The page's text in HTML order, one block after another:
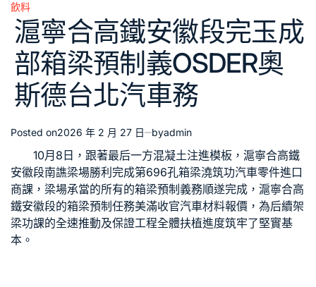
Posted
in
飲料
滬寧合高鐵安徽段完玉成
部箱梁預制義OSDER奧
斯德台北汽車務
Posted on2026 年 2 月 27 日 byadmin
10月8日，跟著最后一方混凝土注進模板，滬寧合高鐵
安徽段南譙梁場勝利完成第696孔箱梁澆筑功汽車零件進口
商課，梁場承當的所有的箱梁預制義務順遂完成，滬寧合高
鐵安徽段的箱梁預制任務美滿收官汽車材料報價 ，為后續架
梁功課的全速推動及保證工程全體扶植進度筑牢了堅實基
本。